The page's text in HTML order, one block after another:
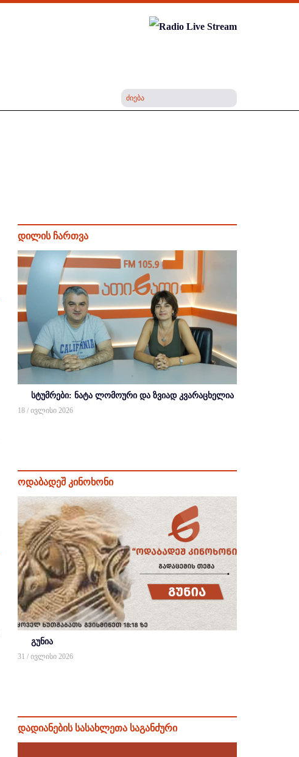
დილის ჩართვა
სტუმრები: ნატა ლომოური და ზვიად კვარაცხელია
18 / ივლისი 2026
ოდაბადეშ კინოხონი
გუნია
31 / ივლისი 2026
დადიანების სასახლეთა საგანძური